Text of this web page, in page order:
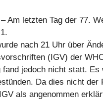
Am letzten Tag der 77.
nach 21 Uhr über
(IGV) der
fand jedoch nicht statt. Es
Da dies nicht
als angenommen